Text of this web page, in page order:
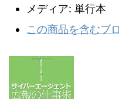
メディア: 単行本
この商品を含むブ